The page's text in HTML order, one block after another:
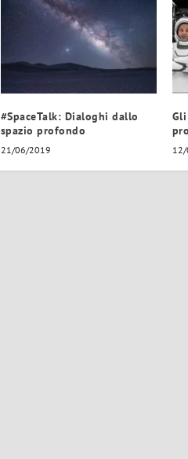
#SpaceTalk: Dialoghi dallo
spazio profondo
21/06/2019